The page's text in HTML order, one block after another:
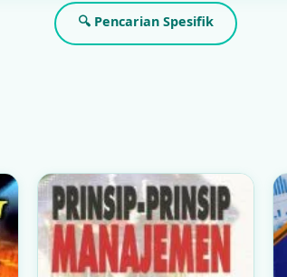
🔍 Pencarian Spesifik